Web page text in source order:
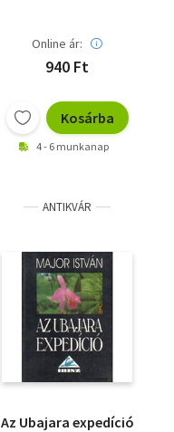
Online ár:
940 Ft
Kosárba
4 - 6 munkanap
ANTIKVÁR
Az Ubajara expedíció